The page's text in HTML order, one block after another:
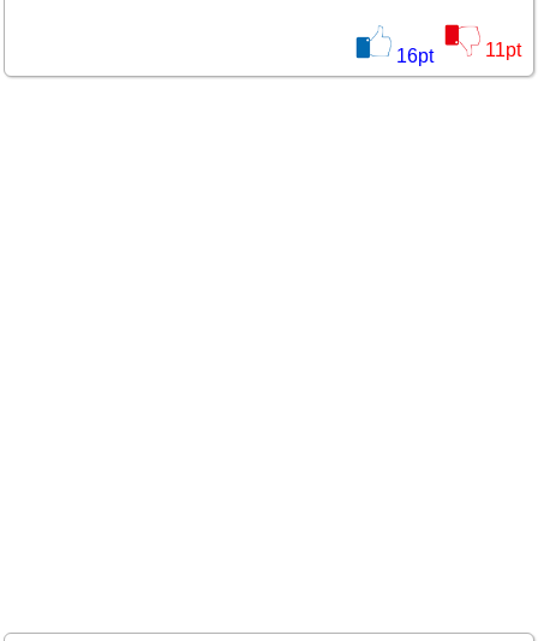
16pt 11pt